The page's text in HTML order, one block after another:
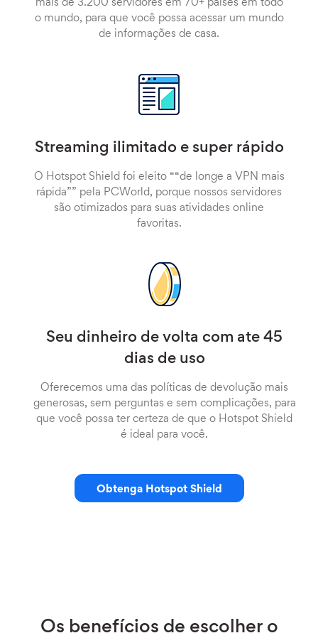
mais de 3.200 servidores em 70+ países em todo
o mundo, para que você possa acessar um mundo
de informações de casa.
Streaming ilimitado e super rápido
O Hotspot Shield foi eleito ““de longe a VPN mais
rápida”” pela PCWorld, porque nossos servidores
são otimizados para suas atividades online
favoritas.
Seu dinheiro de volta com ate 45
dias de uso
Oferecemos uma das políticas de devolução mais
generosas, sem perguntas e sem complicações, para
que você possa ter certeza de que o Hotspot Shield
é ideal para você.
Obtenga Hotspot Shield
Os benefícios de escolher o